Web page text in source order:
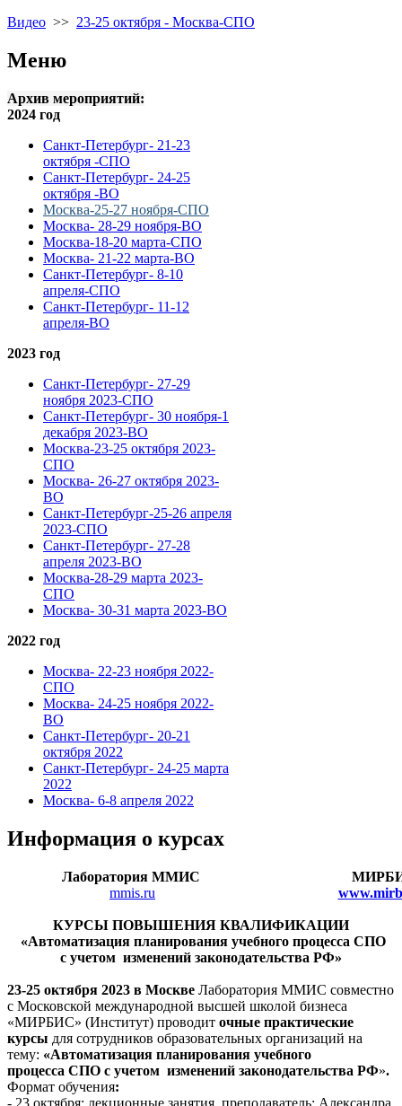
Видео >> 23-25 октября - Москва-СПО
Меню
Архив мероприятий:
2024 год
Санкт-Петербург- 21-23
октября -СПО
Санкт-Петербург- 24-25
октября -ВО
Москва-25-27 ноября-СПО
Москва- 28-29 ноября-ВО
Москва-18-20 марта-СПО
Москва- 21-22 марта-ВО
Санкт-Петербург- 8-10
апреля-СПО
Санкт-Петербург- 11-12
апреля-ВО
2023 год
Санкт-Петербург- 27-29
ноября 2023-СПО
Санкт-Петербург- 30 ноября-1
декабря 2023-ВО
Москва-23-25 октября 2023-
СПО
Москва- 26-27 октября 2023-
ВО
Санкт-Петербург-25-26 апреля
2023-СПО
Санкт-Петербург- 27-28
апреля 2023-ВО
Москва-28-29 марта 2023-
СПО
Москва- 30-31 марта 2023-ВО
2022 год
Москва- 22-23 ноября 2022-
СПО
Москва- 24-25 ноября 2022-
ВО
Санкт-Петербург- 20-21
октября 2022
Санкт-Петербург- 24-25 марта
2022
Москва- 6-8 апреля 2022
Информация о курсах
Лаборатория ММИС
mmis.ru
КУРСЫ ПОВЫШЕНИЯ КВАЛИФИКАЦИИ
«Автоматизация планирования учебного процесса СПО
с учетом изменений законодательства РФ»
23-25 октября 2023 в Москве Лаборатория ММИС совместно
с Московской международной высшей школой бизнеса
«МИРБИС» (Институт) проводит очные практические
курсы для сотрудников образовательных организаций на
тему: «Автоматизация планирования учебного
процесса СПО с учетом изменений законодательства РФ».
Формат обучения:
- 23 октября: лекционные занятия, преподаватель: Александра